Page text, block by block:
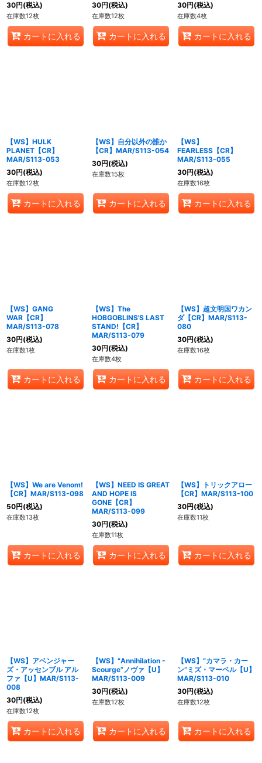
30円(税込)
在庫数12枚
カートに入れる
30円(税込)
在庫数12枚
カートに入れる
30円(税込)
在庫数4枚
カートに入れる
【WS】HULK
PLANET【CR】
MAR/S113-053
30円(税込)
在庫数12枚
カートに入れる
【WS】自分以外の誰か
【CR】MAR/S113-054
30円(税込)
在庫数15枚
カートに入れる
【WS】
FEARLESS【CR】
MAR/S113-055
30円(税込)
在庫数16枚
カートに入れる
【WS】GANG
WAR【CR】
MAR/S113-078
30円(税込)
在庫数1枚
カートに入れる
【WS】The
HOBGOBLINS'S LAST
STAND!【CR】
MAR/S113-079
30円(税込)
在庫数4枚
カートに入れる
【WS】超文明国ワカン
ダ【CR】MAR/S113-
080
30円(税込)
在庫数16枚
カートに入れる
【WS】We are Venom!
【CR】MAR/S113-098
50円(税込)
在庫数13枚
カートに入れる
【WS】NEED IS GREAT
AND HOPE IS
GONE【CR】
MAR/S113-099
30円(税込)
在庫数11枚
カートに入れる
【WS】トリックアロー
【CR】MAR/S113-100
30円(税込)
在庫数11枚
カートに入れる
【WS】アベンジャー
ズ・アッセンブル アル
ファ【U】MAR/S113-
008
30円(税込)
在庫数12枚
カートに入れる
【WS】“Annihilation -
Scourge”ノヴァ【U】
MAR/S113-009
30円(税込)
在庫数12枚
カートに入れる
【WS】“カマラ・カー
ン”ミズ・マーベル【U】
MAR/S113-010
30円(税込)
在庫数12枚
カートに入れる